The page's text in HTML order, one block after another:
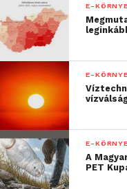
E-
E-
E-
A
PET